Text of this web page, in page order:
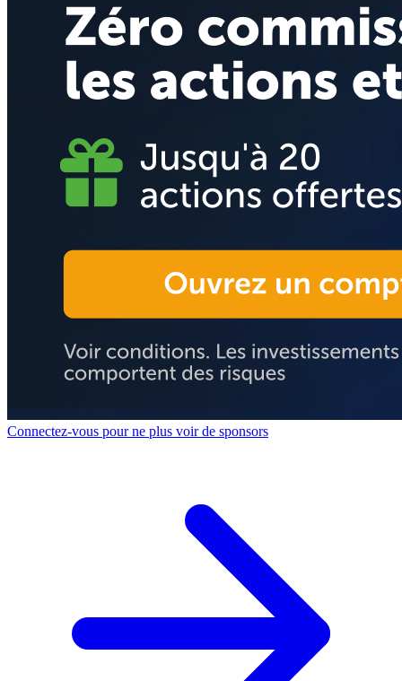
Connectez-vous pour ne plus voir de sponsors